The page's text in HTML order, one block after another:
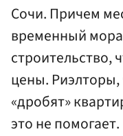
Сочи. Причем
временный
строительство,
цены.
«дробят»
это не помогает.